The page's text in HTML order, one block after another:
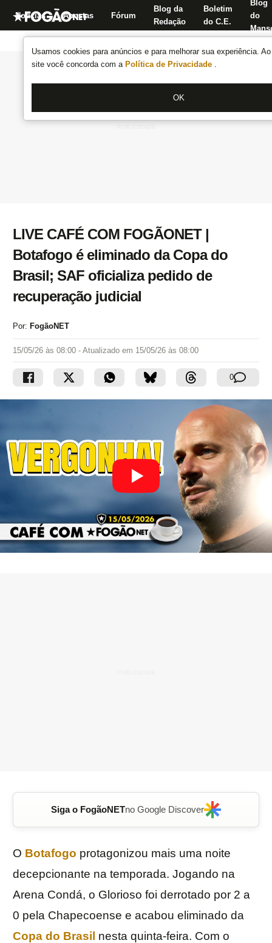
Usamos cookies para anúncios e para melhorar sua experiência.
site você concorda com a Política de Privacidade .
OK
Notícias Apostas Fórum
Blog da
Redação
Boletim
do C.E.
Blog
do
LIVE CAFÉ COM FOGÃONET |
Botafogo é eliminado da Copa do
Brasil; SAF oficializa pedido de
recuperação judicial
Por: FogãoNET
15/05/26 às 08:00 - Atualizado em 15/05/26 às 08:00
0
Siga o FogãoNETno Google Discover
O Botafogo protagonizou mais uma noite
decepcionante na temporada. Jogando na
Arena Condá, o Glorioso foi derrotado por 2 a
0 pela Chapecoense e acabou eliminado da
Copa do Brasil nesta quinta-feira. Com o